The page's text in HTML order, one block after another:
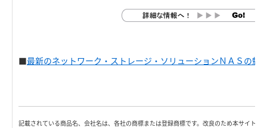
■最新のネットワーク・ストレージ・ソリューションＮＡＳの魅
記載されている商品名、会社名は、各社の商標または登録商標です。改良のため本サイト内